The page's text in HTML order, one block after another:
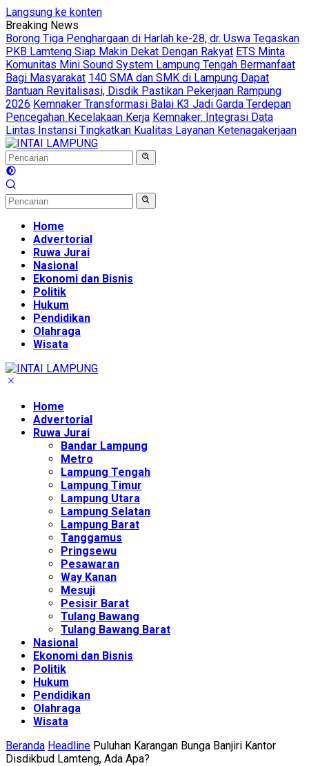
Langsung ke konten
Breaking News
Borong Tiga Penghargaan di Harlah ke-28, dr. Uswa Tegaskan
PKB Lamteng Siap Makin Dekat Dengan Rakyat ETS Minta
Komunitas Mini Sound System Lampung Tengah Bermanfaat
Bagi Masyarakat 140 SMA dan SMK di Lampung Dapat
Bantuan Revitalisasi, Disdik Pastikan Pekerjaan Rampung
2026 Kemnaker Transformasi Balai K3 Jadi Garda Terdepan
Pencegahan Kecelakaan Kerja Kemnaker: Integrasi Data
Lintas Instansi Tingkatkan Kualitas Layanan Ketenagakerjaan
Home
Advertorial
Ruwa Jurai
Nasional
Ekonomi dan Bisnis
Politik
Hukum
Pendidikan
Olahraga
Wisata
Home
Advertorial
Ruwa Jurai
Bandar Lampung
Metro
Lampung Tengah
Lampung Timur
Lampung Utara
Lampung Selatan
Lampung Barat
Tanggamus
Pringsewu
Pesawaran
Way Kanan
Mesuji
Pesisir Barat
Tulang Bawang
Tulang Bawang Barat
Nasional
Ekonomi dan Bisnis
Politik
Hukum
Pendidikan
Olahraga
Wisata
Beranda Headline Puluhan Karangan Bunga Banjiri Kantor
Disdikbud Lamteng, Ada Apa?